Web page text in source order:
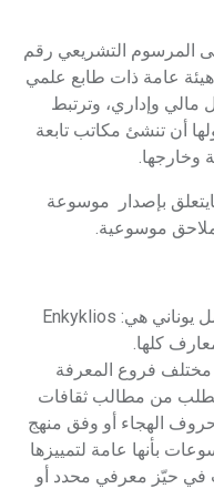
جديدة في عام 2026
المرسوم التشريعي رقم
أنها هيئة عامة ذات طابع علمي
مالي وإداري، وترتبط
أن تنشئ مكاتب تابعة
وخارجها.
بإصدار موسوعة
موسوعية.
يوناني هي: Enkyklios
كلها.
مختلف فروع المعرفة
مطلب من مطالب ثقافات
الهجاء أو وفق منهج
بأنها عامة لتمييزها
في حيّز معرفي محدد أو